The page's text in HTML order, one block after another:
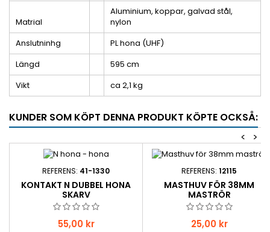
Matrial
Aluminium, koppar, galvad stål,
nylon
Anslutninhg
PL hona (UHF)
Längd
595 cm
Vikt
ca 2,1 kg
KUNDER SOM KÖPT DENNA PRODUKT KÖPTE OCKSÅ:
>
<
REFERENS: 41-1330
KONTAKT N DUBBEL HONA
SKARV
Pris
55,00 kr
REFERENS: 12115
MASTHUV FÖR 38MM
MASTRÖR
Pris
25,00 kr